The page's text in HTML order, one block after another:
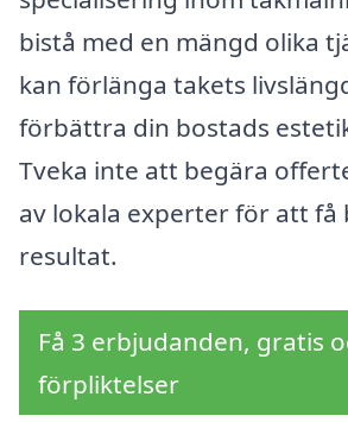
bistå med en mängd olika
kan förlänga takets
förbättra din bostads
Tveka inte att begära
av lokala experter för att få
resultat.
Få 3 erbjudanden, gratis
förpliktelser